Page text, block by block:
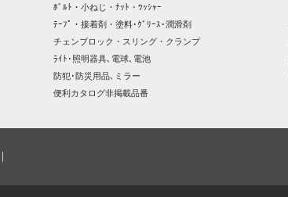
ﾎﾞﾙﾄ・小ねじ・ﾅｯﾄ・ﾜｯｼｬｰ
ﾃｰﾌﾟ・接着剤・塗料･ｸﾞﾘｰｽ･潤滑剤
チェンブロック・スリング・クランプ
ﾗｲﾄ･照明器具､電球､電池
防犯･防災用品､ミラー
便利カタログ非掲載品番